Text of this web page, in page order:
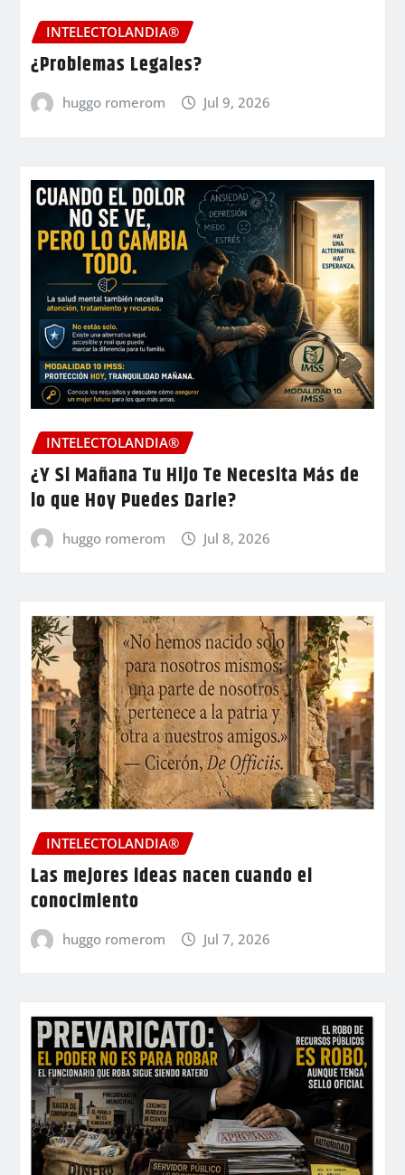
INTELECTOLANDIA®
¿Problemas Legales?
huggo romerom Jul 9, 2026
INTELECTOLANDIA®
¿Y Si Mañana Tu Hijo Te Necesita Más de
lo que Hoy Puedes Darle?
huggo romerom Jul 8, 2026
INTELECTOLANDIA®
Las mejores ideas nacen cuando el
conocimiento
huggo romerom Jul 7, 2026